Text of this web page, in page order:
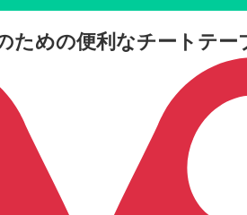
ための便利なチートテー